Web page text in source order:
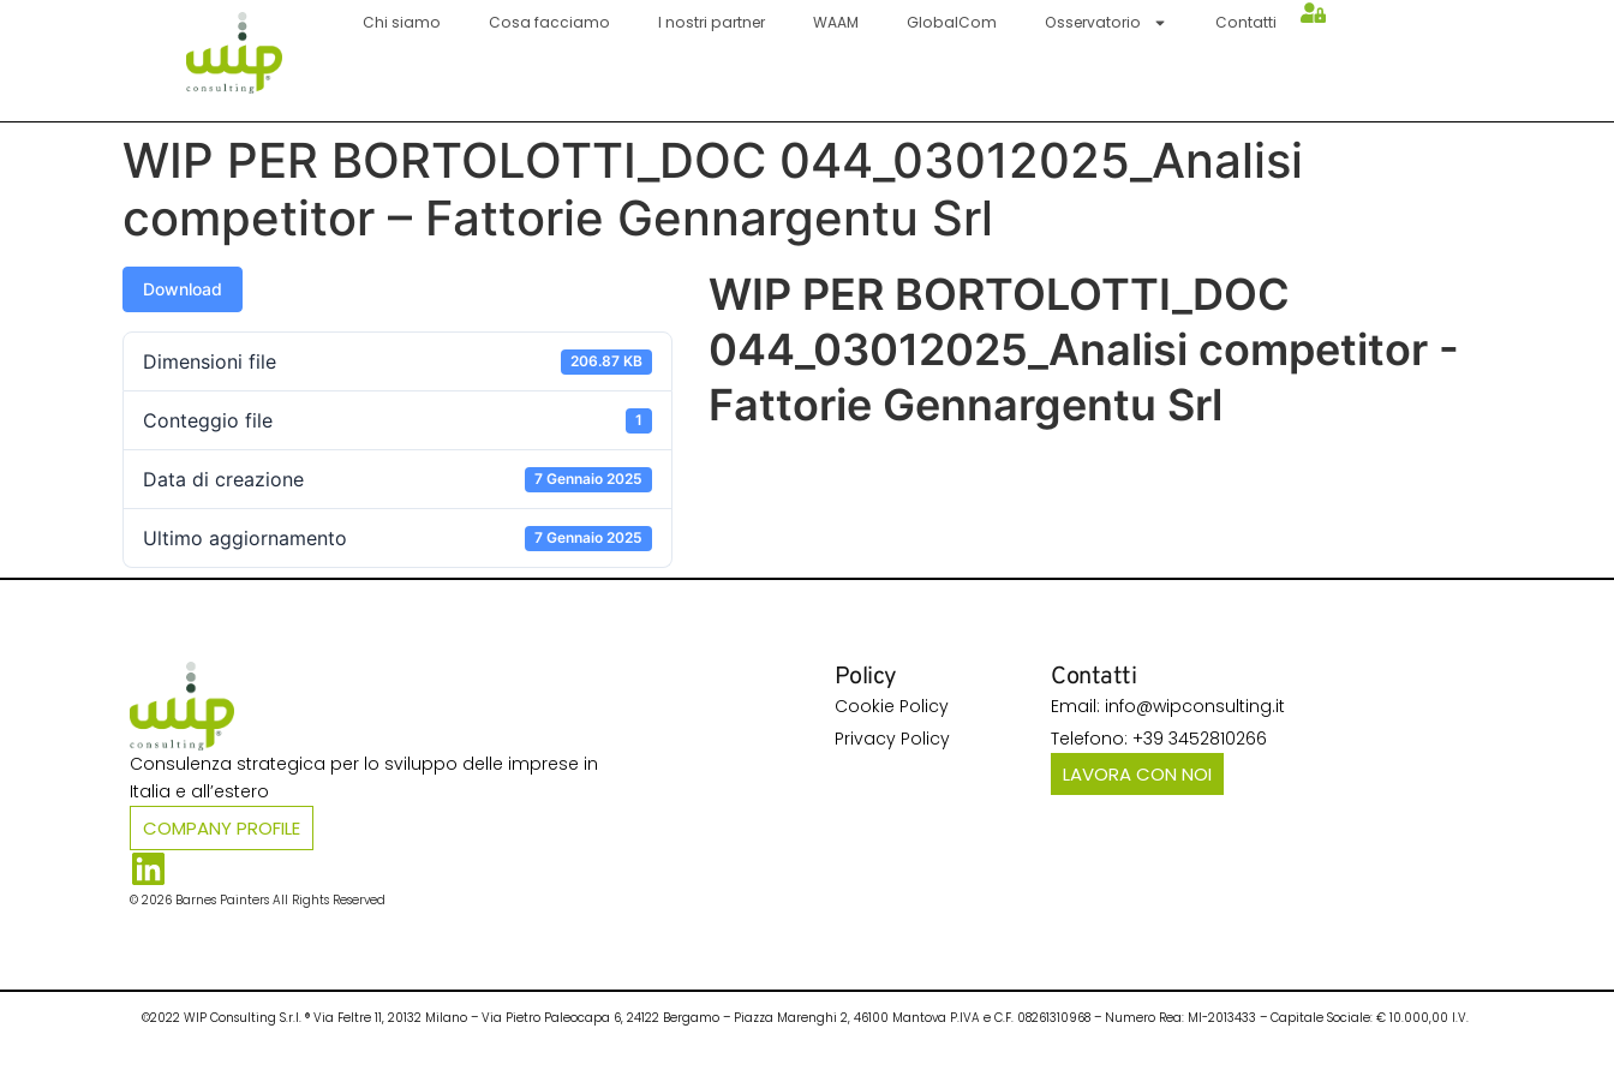
Chi siamo Cosa facciamo I nostri partner WAAM GlobalCom Osservatorio Contatti
WIP PER BORTOLOTTI_DOC 044_03012025_Analisi
competitor – Fattorie Gennargentu Srl
Download
Dimensioni file 206.87 KB
Conteggio file 1
Data di creazione 7 Gennaio 2025
Ultimo aggiornamento 7 Gennaio 2025
WIP PER BORTOLOTTI_DOC
044_03012025_Analisi competitor -
Fattorie Gennargentu Srl
Consulenza strategica per lo sviluppo delle imprese in
Italia e all’estero​
COMPANY PROFILE
© 2026 Barnes Painters All Rights Reserved
Policy
Cookie Policy
Privacy Policy
Contatti
Email: info@wipconsulting.it
Telefono: +39 3452810266
LAVORA CON NOI
©2022 WIP Consulting S.r.l. ® Via Feltre 11, 20132 Milano – Via Pietro Paleocapa 6, 24122 Bergamo – Piazza Marenghi 2, 46100 Mantova P.IVA e C.F. 08261310968 – Numero Rea: MI-2013433 – Capitale Sociale: € 10.000,00 I.V.